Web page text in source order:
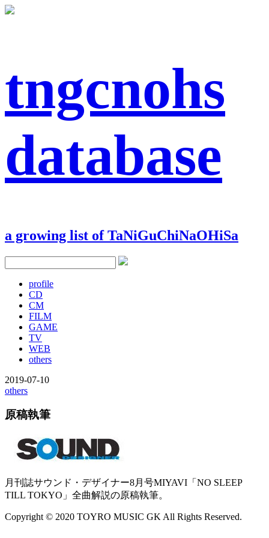
tngcnohs
database
a growing list of TaNiGuChiNaOHiSa
profile
CD
CM
FILM
GAME
TV
WEB
others
2019-07-10
others
原稿執筆
月刊誌サウンド・デザイナー8月号MIYAVI「NO SLEEP
TILL TOKYO」全曲解説の原稿執筆。
Copyright © 2020 TOYRO MUSIC GK All Rights Reserved.